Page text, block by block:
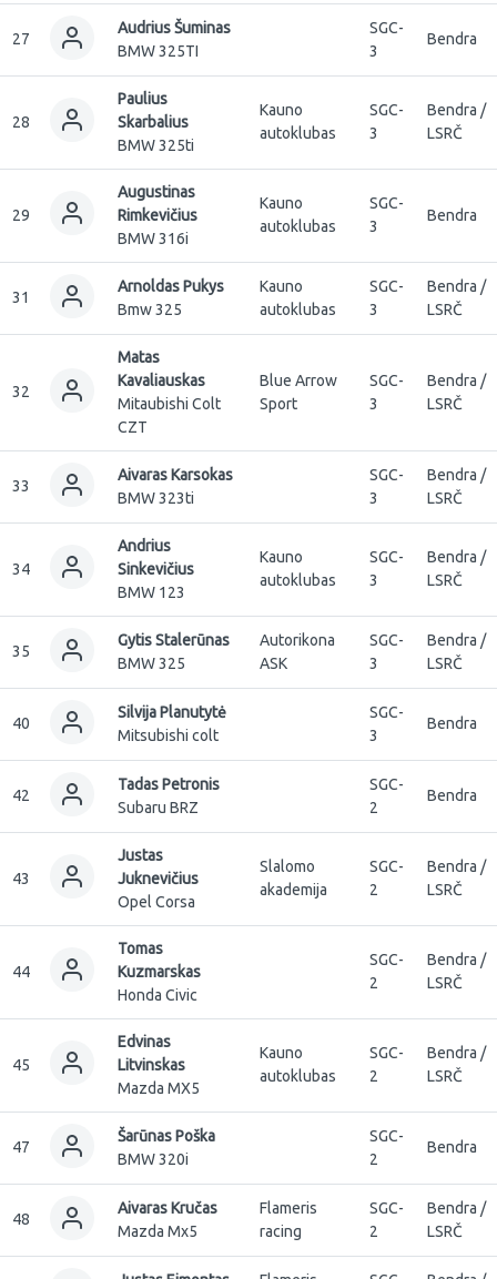
27
Audrius Šuminas
BMW 325TI
SGC-
3
Bendra
28
Paulius
Skarbalius
BMW 325ti
Kauno
autoklubas
SGC-
3
Bendra /
LSRČ
29
Augustinas
Rimkevičius
BMW 316i
Kauno
autoklubas
SGC-
3
Bendra
31
Arnoldas Pukys
Bmw 325
Kauno
autoklubas
SGC-
3
Bendra /
LSRČ
32
Matas
Kavaliauskas
Mitaubishi Colt
CZT
Blue Arrow
Sport
SGC-
3
Bendra /
LSRČ
33
Aivaras Karsokas
BMW 323ti
SGC-
3
Bendra /
LSRČ
34
Andrius
Sinkevičius
BMW 123
Kauno
autoklubas
SGC-
3
Bendra /
LSRČ
35
Gytis Stalerūnas
BMW 325
Autorikona
ASK
SGC-
3
Bendra /
LSRČ
40
Silvija Planutytė
Mitsubishi colt
SGC-
3
Bendra
42
Tadas Petronis
Subaru BRZ
SGC-
2
Bendra
43
Justas
Juknevičius
Opel Corsa
Slalomo
akademija
SGC-
2
Bendra /
LSRČ
44
Tomas
Kuzmarskas
Honda Civic
SGC-
2
Bendra /
LSRČ
45
Edvinas
Litvinskas
Mazda MX5
Kauno
autoklubas
SGC-
2
Bendra /
LSRČ
47
Šarūnas Poška
BMW 320i
SGC-
2
Bendra
48
Aivaras Kručas
Mazda Mx5
Flameris
racing
SGC-
2
Bendra /
LSRČ